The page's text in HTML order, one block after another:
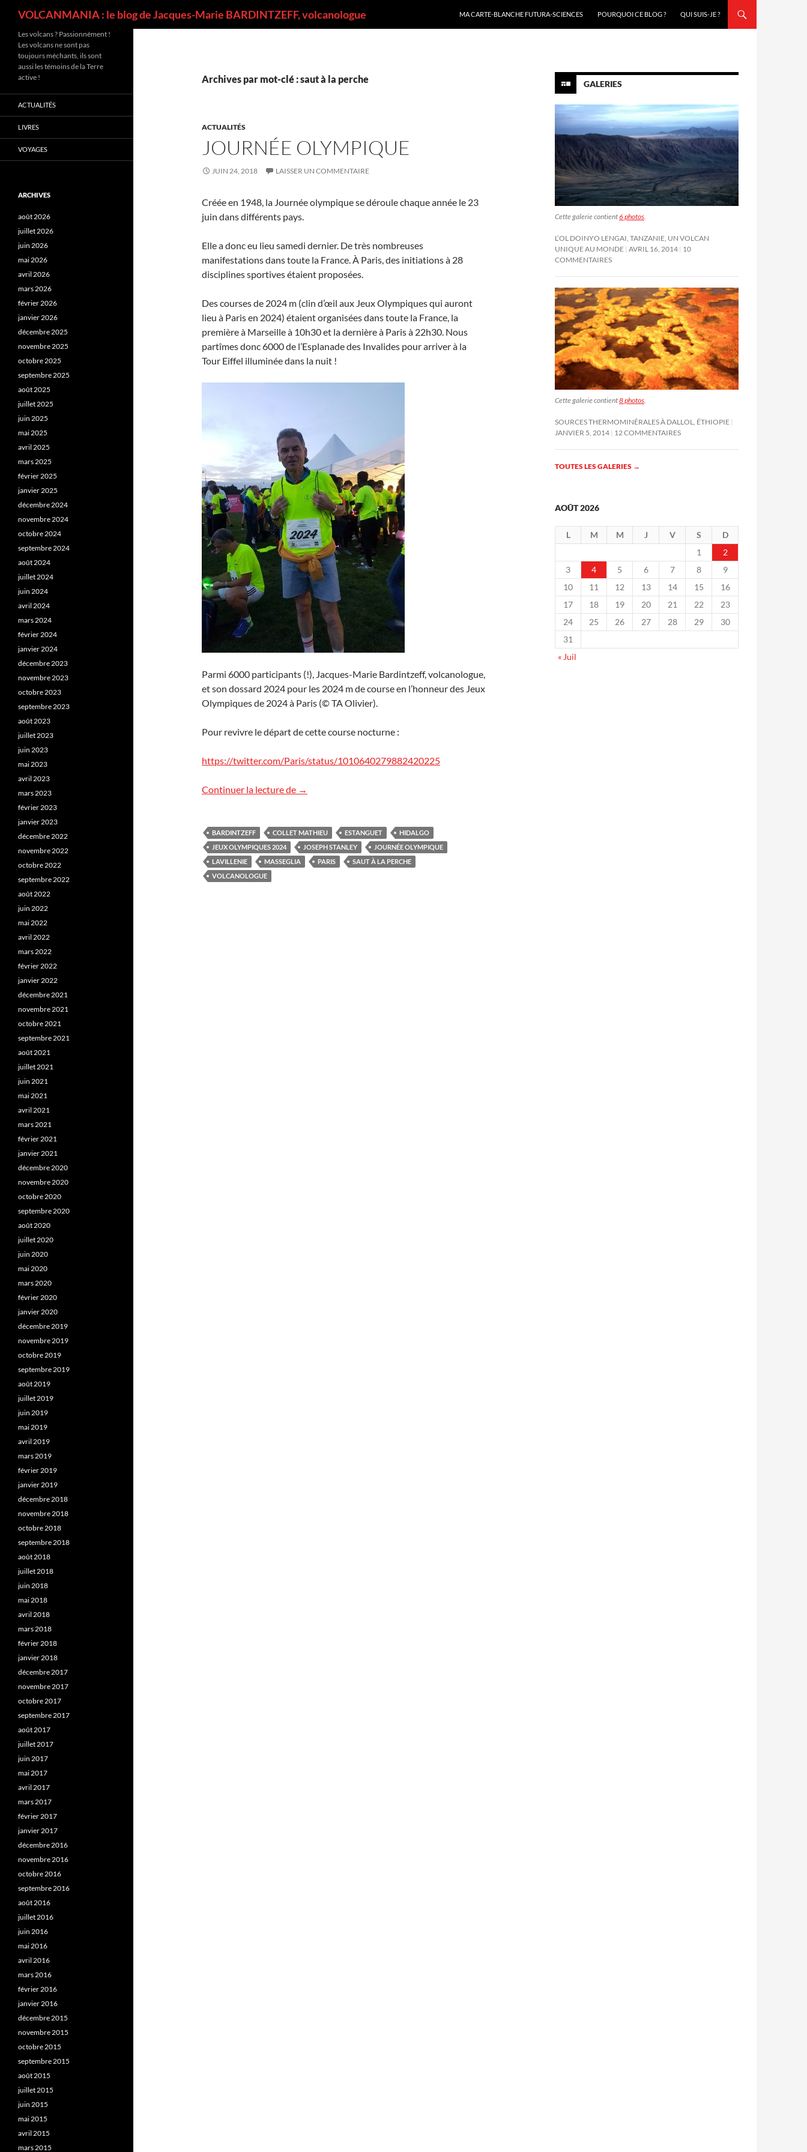
VOLCANMANIA : le blog de Jacques-Marie BARDINTZEFF, volcanologue
MA CARTE-BLANCHE FUTURA-SCIENCES
POURQUOI CE BLOG ? QUI SUIS-JE ?
Archives par mot-clé : saut à la perche
ACTUALITÉS
JOURNÉE OLYMPIQUE
JUIN 24, 2018 LAISSER UN COMMENTAIRE
Créée en 1948, la Journée olympique se déroule chaque année le 23
juin dans différents pays.
Elle a donc eu lieu samedi dernier. De très nombreuses
manifestations dans toute la France. À Paris, des initiations à 28
disciplines sportives étaient proposées.
Des courses de 2024 m (clin d’œil aux Jeux Olympiques qui auront
lieu à Paris en 2024) étaient organisées dans toute la France, la
première à Marseille à 10h30 et la dernière à Paris à 22h30. Nous
partîmes donc 6000 de l’Esplanade des Invalides pour arriver à la
Tour Eiffel illuminée dans la nuit !
Parmi 6000 participants (!), Jacques-Marie Bardintzeff, volcanologue,
et son dossard 2024 pour les 2024 m de course en l’honneur des Jeux
Olympiques de 2024 à Paris (© TA Olivier).
Pour revivre le départ de cette course nocturne :
https://twitter.com/Paris/status/1010640279882420225
Continuer la lecture de Journée olympique
→
BARDINTZEFF COLLET MATHIEU ESTANGUET
HIDALGO
JEUX OLYMPIQUES 2024
JOSEPH STANLEY
JOURNÉE OLYMPIQUE
LAVILLENIE
MASSEGLIA PARIS
SAUT À LA PERCHE
VOLCANOLOGUE
GALERIES
Cette galerie contient6 photos.
L’OL DOINYO LENGAI, TANZANIE, UN VOLCAN
UNIQUE AU MONDE AVRIL 16, 2014 10
COMMENTAIRES
Cette galerie contient8 photos
SOURCES THERMOMINÉRALES À DALLOL, ÉTHIOPIE
JANVIER 5, 2014 12 COMMENTAIRES
TOUTES LES GALERIES →
AOÛT 2026
L M M J V S
D
1
2
3
4 5 6 7 8
9
10
11 12 13 14 15
16
17
18 19 20 21 22
23
24
25 26 27 28 29
30
31
« Juil
Les volcans ? Passionnément !
Les volcans ne sont pas
toujours méchants, ils sont
aussi les témoins de la Terre
active !
ACTUALITÉS
LIVRES
VOYAGES
ARCHIVES
août 2026
juillet 2026
juin 2026
mai 2026
avril 2026
mars 2026
février 2026
janvier 2026
décembre 2025
novembre 2025
octobre 2025
septembre 2025
août 2025
juillet 2025
juin 2025
mai 2025
avril 2025
mars 2025
février 2025
janvier 2025
décembre 2024
novembre 2024
octobre 2024
septembre 2024
août 2024
juillet 2024
juin 2024
avril 2024
mars 2024
février 2024
janvier 2024
décembre 2023
novembre 2023
octobre 2023
septembre 2023
août 2023
juillet 2023
juin 2023
mai 2023
avril 2023
mars 2023
février 2023
janvier 2023
décembre 2022
novembre 2022
octobre 2022
septembre 2022
août 2022
juin 2022
mai 2022
avril 2022
mars 2022
février 2022
janvier 2022
décembre 2021
novembre 2021
octobre 2021
septembre 2021
août 2021
juillet 2021
juin 2021
mai 2021
avril 2021
mars 2021
février 2021
janvier 2021
décembre 2020
novembre 2020
octobre 2020
septembre 2020
août 2020
juillet 2020
juin 2020
mai 2020
mars 2020
février 2020
janvier 2020
décembre 2019
novembre 2019
octobre 2019
septembre 2019
août 2019
juillet 2019
juin 2019
mai 2019
avril 2019
mars 2019
février 2019
janvier 2019
décembre 2018
novembre 2018
octobre 2018
septembre 2018
août 2018
juillet 2018
juin 2018
mai 2018
avril 2018
mars 2018
février 2018
janvier 2018
décembre 2017
novembre 2017
octobre 2017
septembre 2017
août 2017
juillet 2017
juin 2017
mai 2017
avril 2017
mars 2017
février 2017
janvier 2017
décembre 2016
novembre 2016
octobre 2016
septembre 2016
août 2016
juillet 2016
juin 2016
mai 2016
avril 2016
mars 2016
février 2016
janvier 2016
décembre 2015
novembre 2015
octobre 2015
septembre 2015
août 2015
juillet 2015
juin 2015
mai 2015
avril 2015
mars 2015